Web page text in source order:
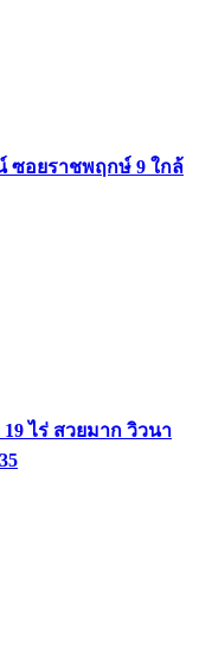
ซอยราชพฤกษ์ 9 ใกล้
ไร่ สวยมาก วิวนา